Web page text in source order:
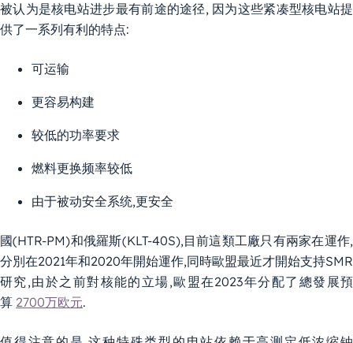
被认为是核电站进步最有前途的途径, 因为这些紧凑型核电站提
供了一系列有利的特点:
可运输
更容易构建
较低的功率要求
燃料更换频率较低
由于被动安全系统,更安全
國(HTR-PM)和俄羅斯(KLT-40S),目前這類工廠只有兩家在運作,
分別在2021年和2020年開始運作,同時歐盟最近才開始支持SMR
研究,由於之前對核能的立場,歐盟在2023年分配了總發展預
算 2700万欧元.